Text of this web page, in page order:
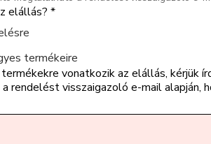
elállás? *
termékeire
vonatkozik az elállás, kérjük
rendelést visszaigazoló e-mail alapján,